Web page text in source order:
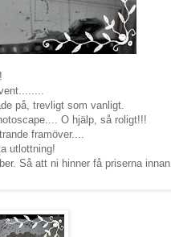
på, trevligt som vanligt.
O hjälp, så roligt!!!
framöver....
utlottning!
Så att ni hinner få priserna innan